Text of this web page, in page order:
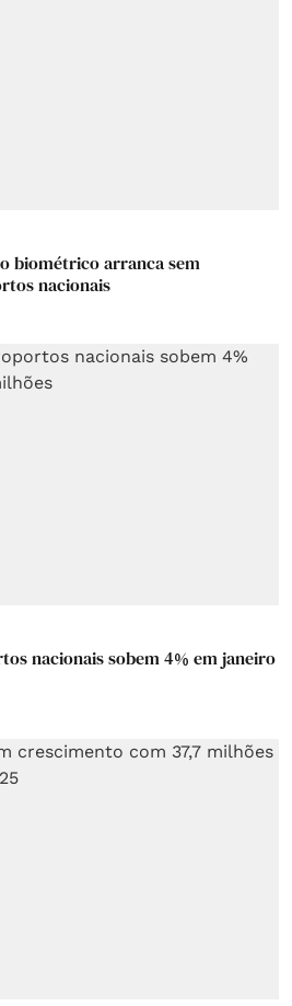
biométrico arranca sem
nacionais
nacionais sobem 4% em janeiro